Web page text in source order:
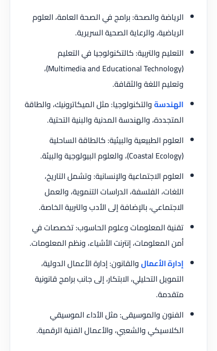
الرياضة والصحة: برامج في الصحة العامة، العلوم
الرياضية، والرعاية الصحية السريرية.
التعليم والتربية: كالتكنولوجيا في التعليم
(Multimedia and Educational Technology)،
وتعليم اللغة والثقافة.
الهندسةوالتكنولوجيا: مثل الميكاترونيك، والطاقة
المتجددة، والهندسة المدنية والبنية التحتية.
العلوم الطبيعية والبيئية: كالطاقة الساحلية
(Coastal Ecology)، والعلوم البيولوجية والبيئة.
العلوم الاجتماعية والإنسانية: وتشمل التاريخ،
اللغات، الفلسفة، الدراسات التنموية، والعمل
الاجتماعي، بالإضافة إلى الأدب والتربية الخاصة.
تقنية المعلومات وعلوم الحاسوب: تخصصات في
أمن المعلومات، إنترنت الأشياء، ونظم المعلومات.
إدارة الأعمالوالقانون: إدارة الأعمال الدولية،
التمويل التحليلي، الابتكار، إلى جانب برامج قانونية
متقدمة.
الفنون والموسيقى: مثل الأداء الموسيقي
الكلاسيكي والشعبي، والأعمال الفنية الرقمية.